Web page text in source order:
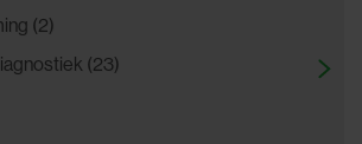
(2)
(23)